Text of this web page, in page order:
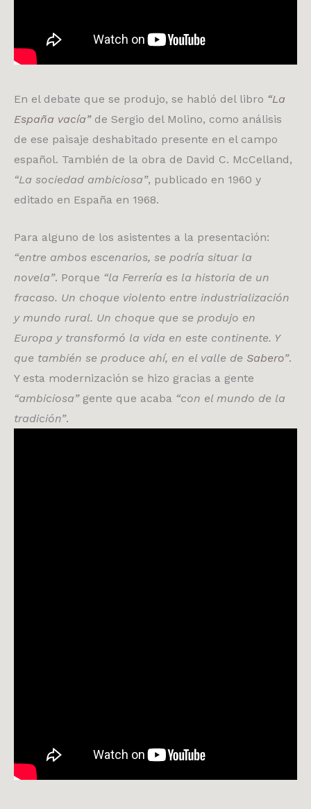
En el debate que se produjo, se habló del libro “La
España vacía”de Sergio del Molino, como análisis
de ese paisaje deshabitado presente en el campo
español. También de la obra de David C. McCelland,
“La sociedad ambiciosa”, publicado en 1960 y
editado en España en 1968.
Para alguno de los asistentes a la presentación:
“entre ambos escenarios, se podría situar la
novela”. Porque “la Ferrería es la historia de un
fracaso. Un choque violento entre industrialización
y mundo rural. Un choque que se produjo en
Europa y transformó la vida en este continente. Y
que también se produce ahí, en el valle de Sabero”.
Y esta modernización se hizo gracias a gente
“ambiciosa”gente que acaba “con el mundo de la
tradición”.